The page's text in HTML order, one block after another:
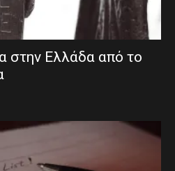
στην Ελλάδα από το